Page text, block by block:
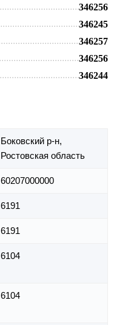
346256
346245
346257
346256
346244
Боковский р-н,
Ростовская область
60207000000
6191
6191
6104
6104